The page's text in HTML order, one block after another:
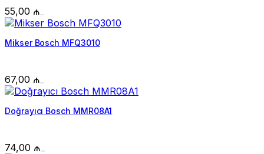
55,00 ₼
Mikser Bosch MFQ3010
67,00 ₼
Doğrayıcı Bosch MMR08A1
74,00 ₼